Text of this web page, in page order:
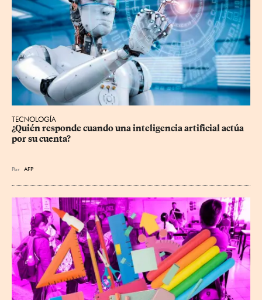
TECNOLOGÍA
¿Quién responde cuando una inteligencia artificial actúa
por su cuenta?
Por AFP